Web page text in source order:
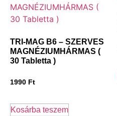
TRI-MAG B6 – SZERVES
MAGNÉZIUMHÁRMAS (
30 Tabletta )
1990 Ft
Kosárba teszem